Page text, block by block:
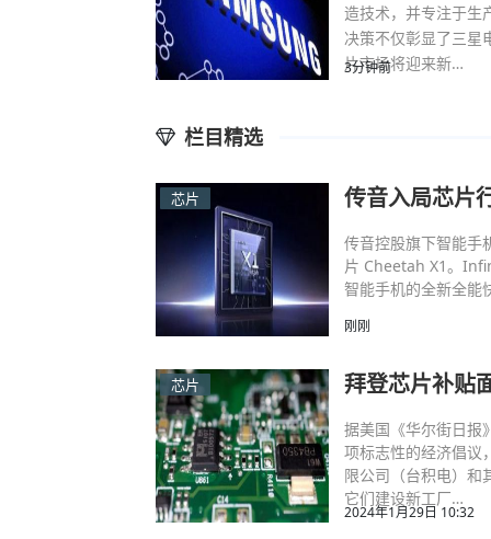
造技术，并专注于生
决策不仅彰显了三星
片市场将迎来新…
3分钟前
栏目精选
芯片 传音入局芯片
传音控股旗下智能
片 Cheetah X1。
智能手机的全新全能
刚刚
芯片 拜登芯片补贴
据美国《华尔街日报
项标志性的经济倡议
限公司（台积电）和
它们建设新工厂…
2024年1月29日 10:32